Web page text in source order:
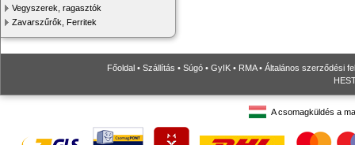
Vegyszerek, ragasztók
Zavarszűrők, Ferritek
Főoldal • Szállítás • Súgó • GyIK • RMA• Általános szerződési
A csomagküldés a